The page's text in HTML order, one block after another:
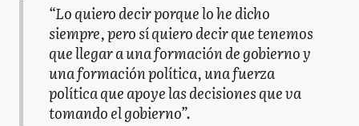
“Lo quiero decir porque lo he dicho
siempre, pero sí quiero decir que tenemos
que llegar a una formación de gobierno y
una formación política, una fuerza
política que apoye las decisiones que va
tomando el gobierno”.